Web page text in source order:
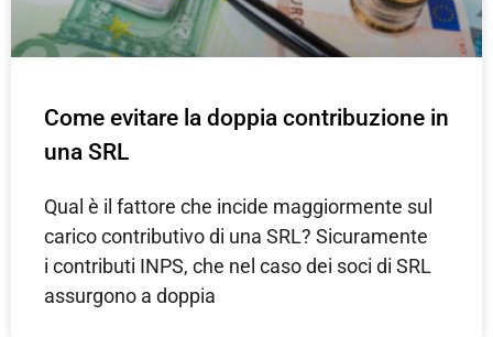
Come evitare la doppia contribuzione in
una SRL
Qual è il fattore che incide maggiormente sul
carico contributivo di una SRL? Sicuramente
i contributi INPS, che nel caso dei soci di SRL
assurgono a doppia